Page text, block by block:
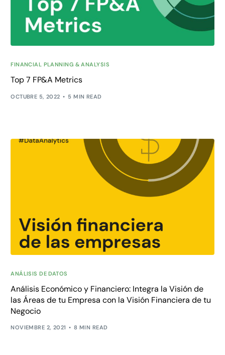
FINANCIAL PLANNING & ANALYSIS
Top 7 FP&A Metrics
OCTUBRE 5, 2022 5 MIN READ
ANÁLISIS DE DATOS
Análisis Económico y Financiero: Integra la Visión de
las Áreas de tu Empresa con la Visión Financiera de tu
Negocio
NOVIEMBRE 2, 2021 8 MIN READ